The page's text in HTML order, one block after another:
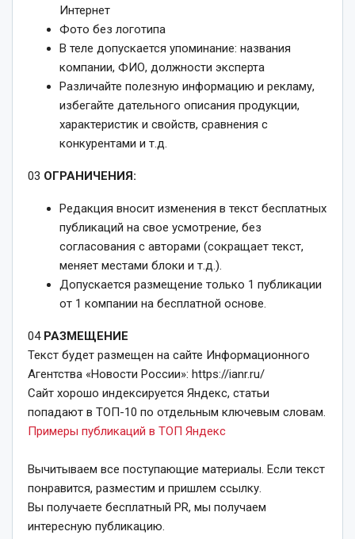
Интернет
Фото без логотипа
В теле допускается упоминание: названия
компании, ФИО, должности эксперта
Различайте полезную информацию и рекламу,
избегайте дательного описания продукции,
характеристик и свойств, сравнения с
конкурентами и т.д.
03 ОГРАНИЧЕНИЯ:
Редакция вносит изменения в текст бесплатных
публикаций на свое усмотрение, без
согласования с авторами (сокращает текст,
меняет местами блоки и т.д.).
Допускается размещение только 1 публикации
от 1 компании на бесплатной основе.
04 РАЗМЕЩЕНИЕ
Текст будет размещен на сайте Информационного
Агентства «Новости России»: https://ianr.ru/
Сайт хорошо индексируется Яндекс, статьи
попадают в ТОП-10 по отдельным ключевым словам.
Примеры публикаций в ТОП Яндекс
Вычитываем все поступающие материалы. Если текст
понравится, разместим и пришлем ссылку.
Вы получаете бесплатный PR, мы получаем
интересную публикацию.